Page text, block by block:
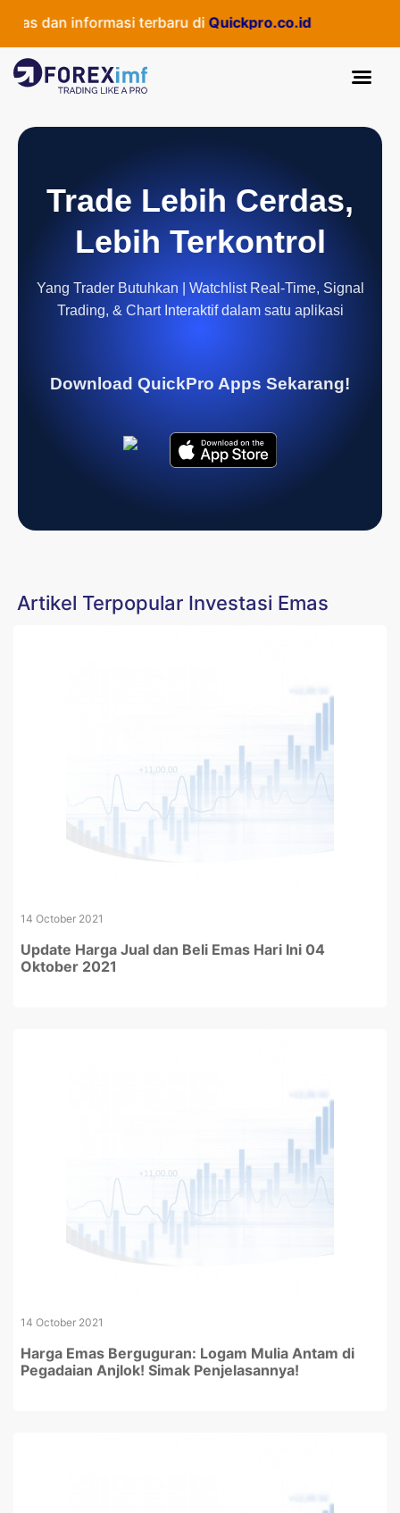
dan informasi terbaru diQuickpro.co.id
Trade Lebih Cerdas,
Lebih Terkontrol
Yang Trader Butuhkan | Watchlist Real-Time, Signal
Trading, & Chart Interaktif dalam satu aplikasi
Download QuickPro Apps Sekarang!
Artikel Terpopular Investasi Emas
14 October 2021
Update Harga Jual dan Beli Emas Hari Ini 04
Oktober 2021
14 October 2021
Harga Emas Berguguran: Logam Mulia Antam di
Pegadaian Anjlok! Simak Penjelasannya!